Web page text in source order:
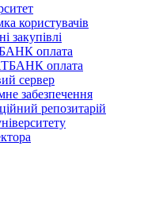
користувачів
закупівлі
оплата
оплата
сервер
забезпечення
репозитарій